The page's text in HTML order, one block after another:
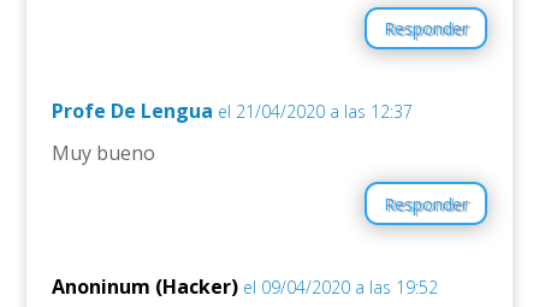
Responder
Profe De Lengua el 21/04/2020 a las 12:37
Muy bueno
Responder
Anoninum (Hacker) el 09/04/2020 a las 19:52